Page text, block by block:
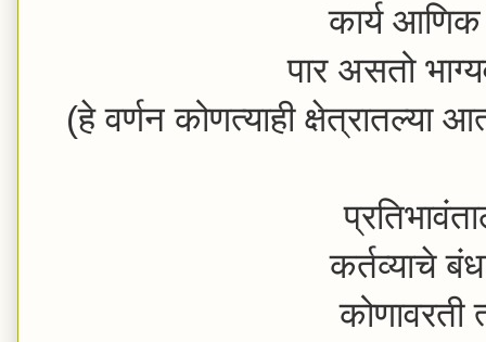
कार्य आणिक
पार असतो
(हे वर्णन कोणत्याही क्षेत्रातल्या
कर्तव्याचे
कोणावरती